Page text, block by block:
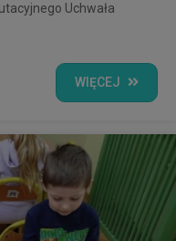
Uchwała
WIĘCEJ